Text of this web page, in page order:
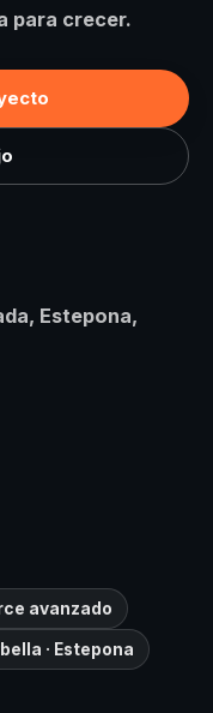
para crecer.
Estepona,
avanzado
· Estepona